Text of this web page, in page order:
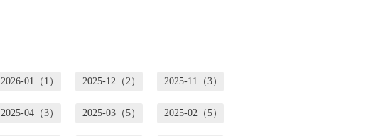
2026-01（1） 2025-12（2） 2025-11（3）
2025-04（3） 2025-03（5） 2025-02（5）